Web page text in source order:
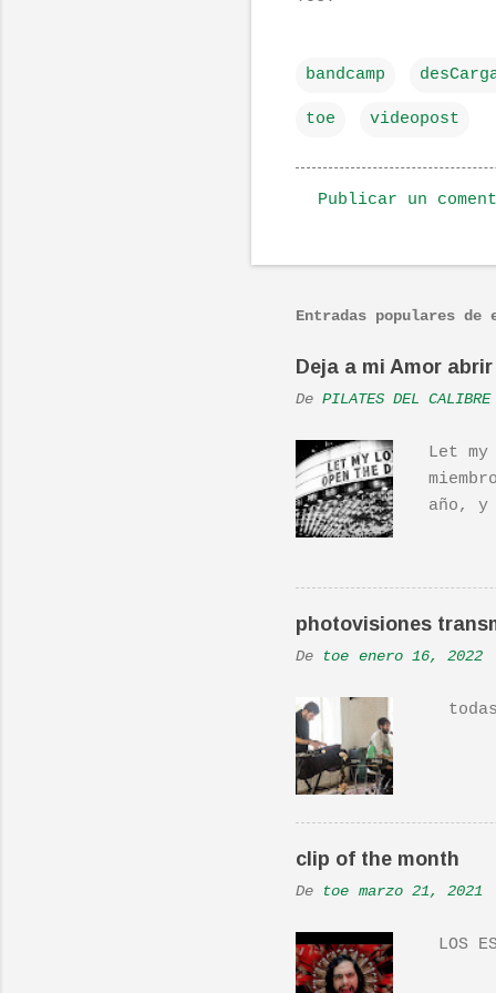
bandcamp
toe videopost
e
t
a
r
i
o
s
Publicar un
Entradas populares de
Deja a mi Amor
De PILATES DEL CALIBRE
Let
año,
Real
En
photovisiones
De toe enero 16, 2022
clip of the month
De toe marzo 21, 2021
LOS